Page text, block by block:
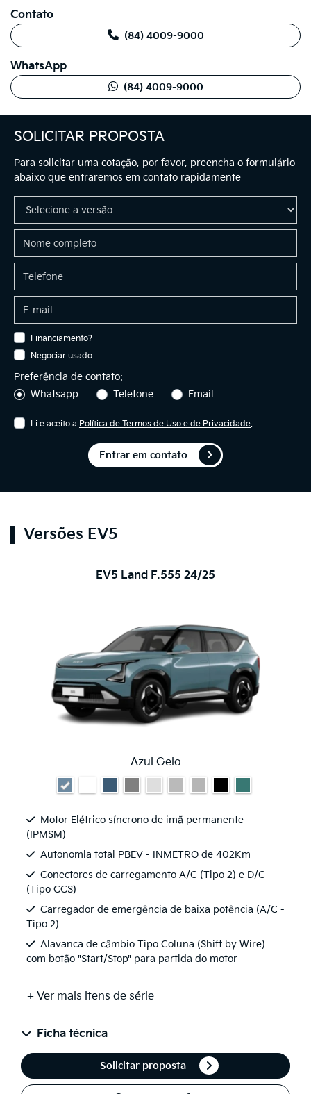
SOLICITAR PROPOSTA
Para solicitar uma cotação, por favor, preencha o formulário
abaixo que entraremos em contato rapidamente
Financiamento?
Negociar usado
Preferência de contato:
Whatsapp
Telefone Email
Li e aceito a Política de Termos de Uso e de Privacidade.
Entrar em contato
Contato
(84) 4009-9000
WhatsApp
(84) 4009-9000
Versões EV5
EV5 Land F.555 24/25
Azul Gelo
Motor Elétrico síncrono de imã permanente
(IPMSM)
Autonomia total PBEV - INMETRO de 402Km
Conectores de carregamento A/C (Tipo 2) e D/C
(Tipo CCS)
Carregador de emergência de baixa potência (A/C -
Tipo 2)
Alavanca de câmbio Tipo Coluna (Shift by Wire)
com botão "Start/Stop" para partida do motor
+ Ver mais itens de série
Ficha técnica
Solicitar proposta